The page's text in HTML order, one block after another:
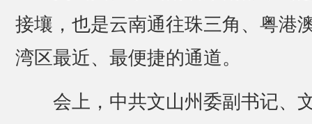
接壤，也是云南通往珠三角、粤港
湾区最近、最便捷的通道。
会上，中共文山州委副书记、